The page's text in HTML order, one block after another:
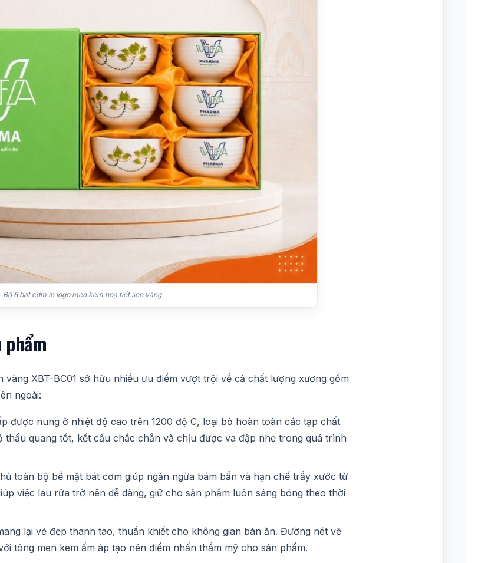
Bộ 6 bát cơm in logo men kem hoạ tiết sen vàng
XBT-BC01 sở hữu nhiều ưu điểm vượt trội về cả chất lượng xương gốm
ngoài:
được nung ở nhiệt độ cao trên 1200 độ C, loại bỏ hoàn toàn các tạp chất
thấu quang tốt, kết cấu chắc chắn và chịu được va đập nhẹ trong quá trình
toàn bộ bề mặt bát cơm giúp ngăn ngừa bám bẩn và hạn chế trầy xước từ
việc lau rửa trở nên dễ dàng, giữ cho sản phẩm luôn sáng bóng theo thời
lại vẻ đẹp thanh tao, thuần khiết cho không gian bàn ăn. Đường nét vẽ
tông men kem ấm áp tạo nên điểm nhấn thẩm mỹ cho sản phẩm.